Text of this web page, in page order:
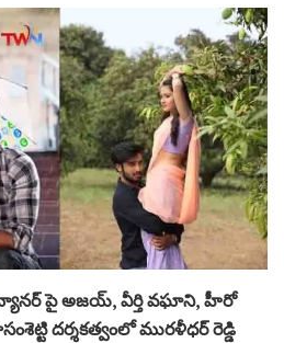
పై అజయ్‌, వీర్తి వఘాని, హీరో
ద‌ర్శక‌త్వంలో మురళీధర్ రెడ్డి